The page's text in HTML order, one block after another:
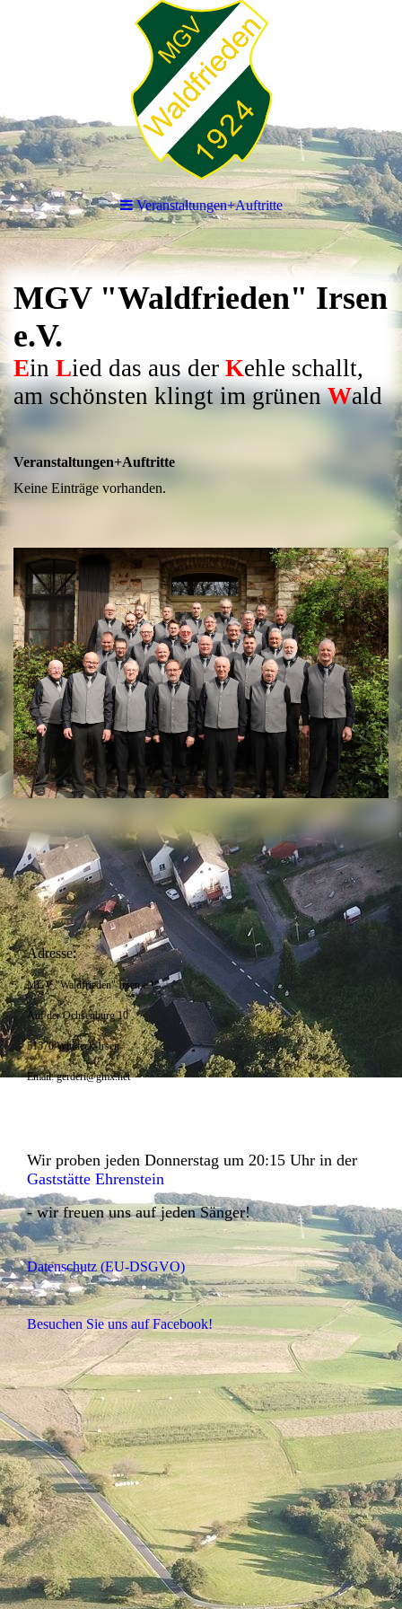
Veranstaltungen+Auftritte
MGV "Waldfrieden" Irsen
e.V.
Ein Lied das aus der Kehle schallt,
am schönsten klingt im grünenWald
Veranstaltungen+Auftritte
Keine Einträge vorhanden.
Adresse:
MGV "Waldfrieden" Irsen e.V.
Auf der Ochsenburg 10
51570 Windeck-Irsen
Email: gerderi@gmx.net
Wir proben jeden Donnerstag um 20:15 Uhr in der
Gaststätte Ehrenstein
- wir freuen uns auf jeden Sänger!
Datenschutz (EU-DSGVO)
Besuchen Sie uns auf Facebook!